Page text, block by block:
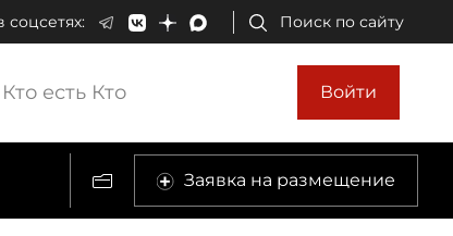
соцсетях: Поиск по сайту
Кто есть Кто Войти
Заявка на размещение